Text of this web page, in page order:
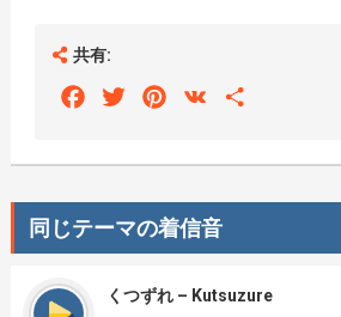
共有:
FacebookTwitterPinterest
VK
同じテーマの着信音
くつずれ – Kutsuzure